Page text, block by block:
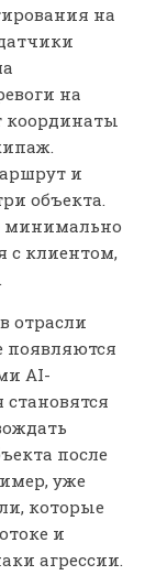
на
на
координаты
и
объекта.
минимально
с клиентом,
отрасли
появляются
AI-
после
уже
которые
и
агрессии.